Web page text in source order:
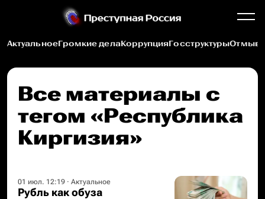
АктуальноеГромкие делаКоррупцияГосструктуры
Все материалы c
тегом «Республика
Киргизия»
01 июл. 12:19 · Актуальное
Рубль как обуза